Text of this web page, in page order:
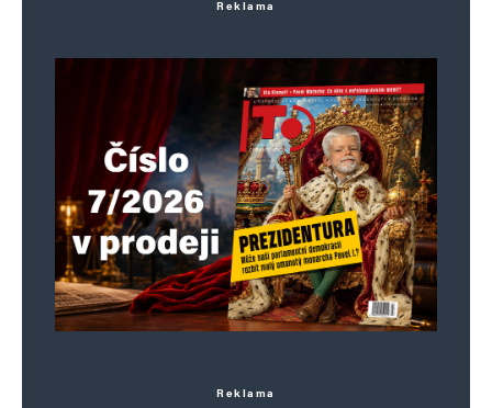
16. 6. 2026 (11:23)
Skutečný rozdíl v rozpočtu na energie mezi
domem s hodnocením A a G je podle studie
šestkrát nižší než teoretické výpočty.
cha cha, ale hlavně, že máme povinný štítek
za nemalé peníze.
Lidé musí bydlet ve sklepích a chatách. I bez
štítku.
16. 6. 2026 (11:29)
Reklama
Reklama